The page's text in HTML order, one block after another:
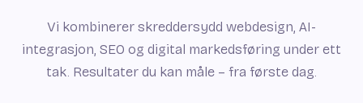
Vi kombinerer skreddersydd webdesign, AI-
integrasjon, SEO og digital markedsføring under ett
tak. Resultater du kan måle – fra første dag.